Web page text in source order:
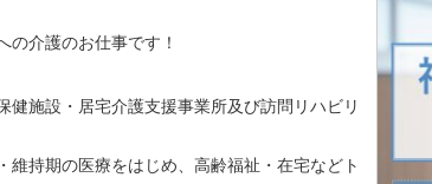
の介護のお仕事です！
健施設・居宅介護支援事業所及び訪問リハビリ
維持期の医療をはじめ、高齢福祉・在宅などト